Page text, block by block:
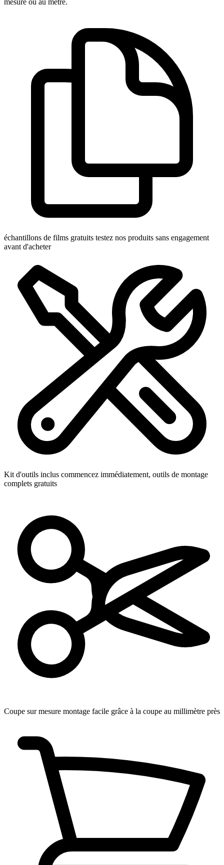
mesure ou au mètre.
échantillons de films gratuits testez nos produits sans engagement
avant d'acheter
Kit d'outils inclus commencez immédiatement, outils de montage
complets gratuits
Coupe sur mesure montage facile grâce à la coupe au millimètre près